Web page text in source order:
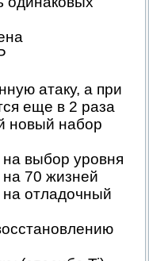
атаку, а при
еще в 2 раза
новый набор
на выбор уровня
на 70 жизней
на отладочный